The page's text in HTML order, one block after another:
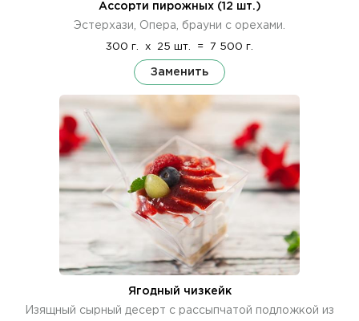
Ассорти пирожных (12 шт.)
Эстерхази, Опера, брауни с орехами.
300 г. x 25 шт. = 7 500 г.
Заменить
Ягодный чизкейк
Изящный сырный десерт с рассыпчатой подложкой из